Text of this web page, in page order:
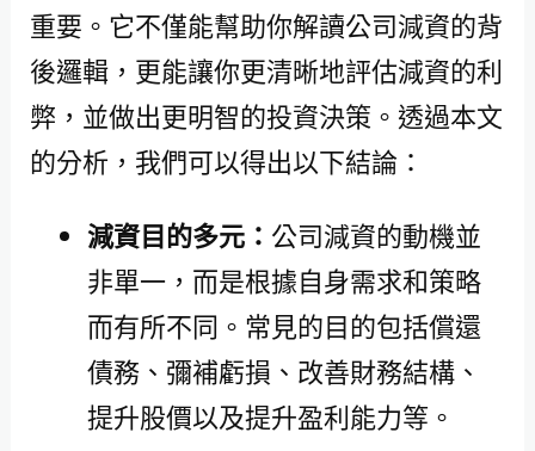
重要。它不僅能幫助你解讀公司減資的背
後邏輯，更能讓你更清晰地評估減資的利
弊，並做出更明智的投資決策。透過本文
的分析，我們可以得出以下結論：
減資目的多元： 公司減資的動機並
非單一，而是根據自身需求和策略
而有所不同。常見的目的包括償還
債務、彌補虧損、改善財務結構、
提升股價以及提升盈利能力等。